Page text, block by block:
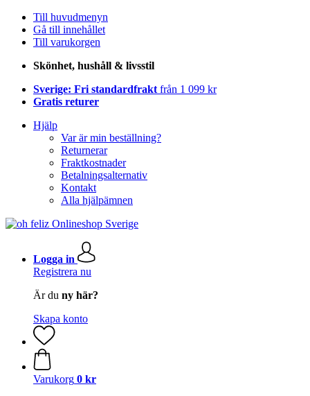
Till huvudmenyn
Gå till innehållet
Till varukorgen
Skönhet, hushåll & livsstil
Sverige: Fri standardfrakt från 1 099 kr
Gratis returer
Hjälp
Var är min beställning?
Returnerar
Fraktkostnader
Betalningsalternativ
Kontakt
Alla hjälpämnen
Logga in
Registrera nu
Är du ny här?
Skapa konto
Varukorg 0 kr